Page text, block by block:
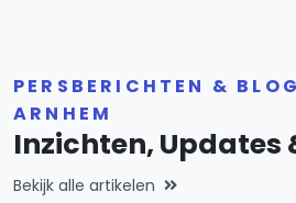
PERSBERICHTEN &
ARNHEM
Inzichten, Updates
Bekijk alle artikelen